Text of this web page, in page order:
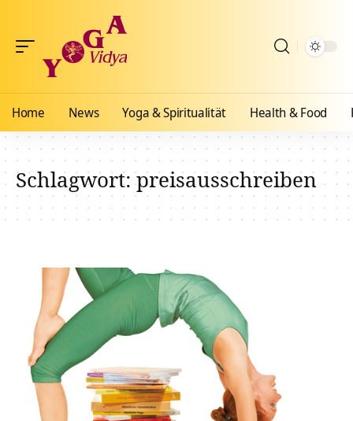
Home News Yoga & Spiritualität Health & Food
Schlagwort:preisausschreiben